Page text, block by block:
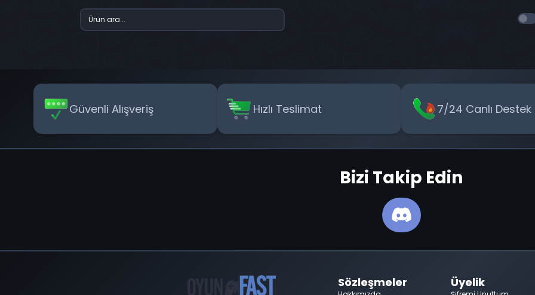
Güvenli Alışveriş Hızlı Teslimat 7/24 Canlı Destek
Bizi Takip Edin
Sözleşmeler Üyelik